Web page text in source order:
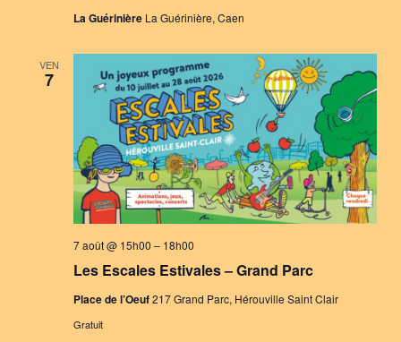
La Guérinière La Guérinière, Caen
VEN
7
Les Escales Estivales – Grand Parc
7 août @ 15h00 – 18h00
Place de l’Oeuf217 Grand Parc, Hérouville Saint Clair
Gratuit